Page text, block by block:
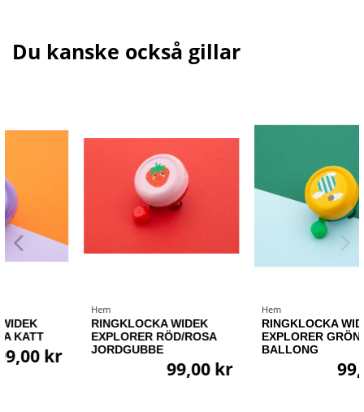
Du kanske också gillar
RINGKLOCKA WIDEK
EXPLORER RÖD/ROSA
JORDGUBBE
99,00 kr
RINGKLOCKA WIDEK
EXPLORER GRÖN/GUL
99,00 kr